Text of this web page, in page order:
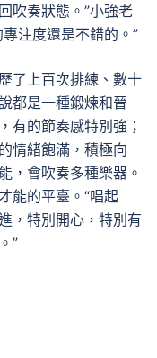
吹奏狀態。”小強老
注度還是不錯的。”
了上百次排練、數十
都是一種鍛煉和晉
有的節奏感特別強；
情緒飽滿，積極向
，會吹奏多種樂器。
能的平臺。“唱起
，特別開心，特別有
”